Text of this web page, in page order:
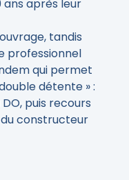
ans après leur
tandis
professionnel
qui permet
détente » :
puis recours
constructeur